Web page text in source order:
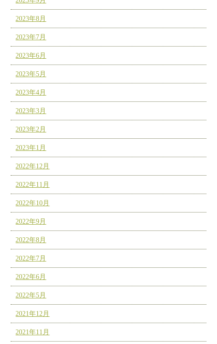
2023年8月
2023年7月
2023年6月
2023年5月
2023年4月
2023年3月
2023年2月
2023年1月
2022年12月
2022年11月
2022年10月
2022年9月
2022年8月
2022年7月
2022年6月
2022年5月
2021年12月
2021年11月